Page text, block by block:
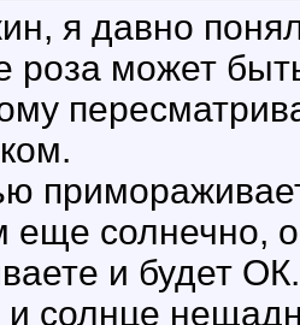
я давно
роза может
еще солнечно,
и будет
и солнце